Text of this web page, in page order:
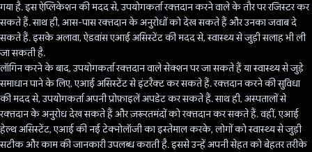
गया है. इस ऐप्लिकेशन की मदद से, उपयोगकर्ता रक्तदान करने वाले के तौर पर रजिस्टर कर
सकते हैं. साथ ही, आस-पास रक्तदान के अनुरोधों को देख सकते हैं और उनका जवाब दे
सकते हैं. इसके अलावा, ऐडवांस एआई असिस्टेंट की मदद से, स्वास्थ्य से जुड़ी सलाह भी ली
जा सकती है.
लॉगिन करने के बाद, उपयोगकर्ता रक्तदान वाले सेक्शन पर जा सकते हैं या स्वास्थ्य से जुड़े
समाधान पाने के लिए, एआई असिस्टेंट से इंटरैक्ट कर सकते हैं. रक्तदान करने की सुविधा
की मदद से, उपयोगकर्ता अपनी प्रोफ़ाइलें अपडेट कर सकते हैं. साथ ही, अस्पतालों से
रक्तदान के अनुरोध देख सकते हैं और ज़रूरतमंदों को रक्तदान कर सकते हैं. वहीं, एआई
हेल्थ असिस्टेंट, एआई की नई टेक्नोलॉजी का इस्तेमाल करके, लोगों को स्वास्थ्य से जुड़ी
सटीक और काम की जानकारी उपलब्ध कराती है. इससे उन्हें अपनी सेहत को बेहतर तरीके